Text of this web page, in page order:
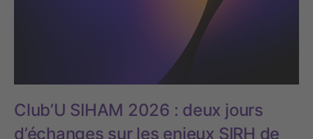
Club’U SIHAM 2026 : deux jours
d’échanges sur les enjeux SIRH de